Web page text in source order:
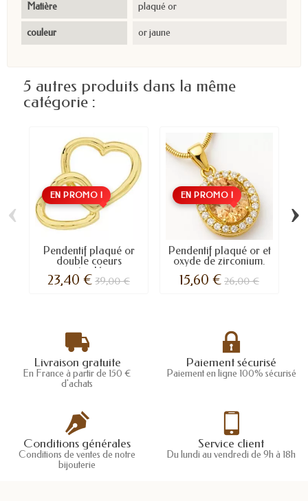
Matière plaqué or
couleur or jaune
5 autres produits dans la même
catégorie :
EN PROMO !
Pendentif plaqué or
double coeurs
articulés.
23,40 € 39,00 €
EN PROMO !
Pendentif plaqué or et
oxyde de zirconium.
15,60 € 26,00 €
‹ ›
Livraison gratuite
En France à partir de 150 €
d'achats
Paiement sécurisé
Paiement en ligne 100% sécurisé
Conditions générales
Conditions de ventes de notre
bijouterie
Service client
Du lundi au vendredi de 9h à 18h